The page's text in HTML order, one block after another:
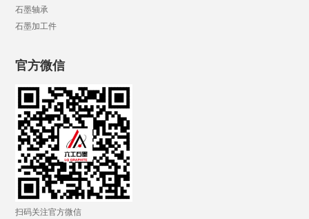
石墨轴承
石墨加工件
官方微信
扫码关注官方微信